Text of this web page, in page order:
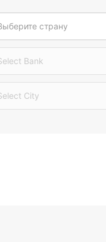
страну
Bank
City